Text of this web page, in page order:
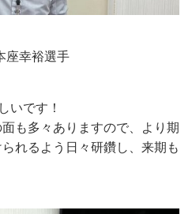
座幸裕選手
いです！
も多々ありますので、より期
れるよう日々研鑽し、来期も